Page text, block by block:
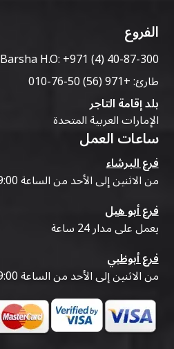
الفروع
Barsha H.O:+971 (4) 40-87-300
طارئ:+971 (56) 50-76-010
بلد إقامة التاجر
الإمارات العربية المتحدة
ساعات العمل
فرع البرشاء
من الاثنين إلى الأحد من الساعة 9:00 صباحًا حتى 07:00 مساءً
فرع أبو هيل
يعمل على مدار 24 ساعة
فرع أبوظبي
من الاثنين إلى الأحد من الساعة 9:00 صباحًا حتى 07:00 مساءً